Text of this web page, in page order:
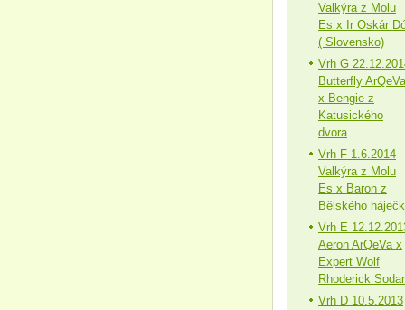
Valkýra z Molu
Es x Ir Oskár
( Slovensko)
Vrh G
Butterfly ArQeVa
x Bengie z
Katusického
dvora
Vrh F 1.6.2014
Valkýra z Molu
Es x Baron z
Bělského
Vrh E
Aeron ArQeVa x
Expert Wolf
Rhoderick Sodar
Vrh D 10.5.2013